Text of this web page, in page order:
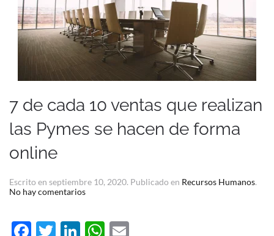
7 de cada 10 ventas que realizan
las Pymes se hacen de forma
online
Escrito en septiembre 10, 2020. Publicado en Recursos Humanos.
No hay comentariosen
cada
10
Facebook
Twitter
LinkedIn
WhatsApp